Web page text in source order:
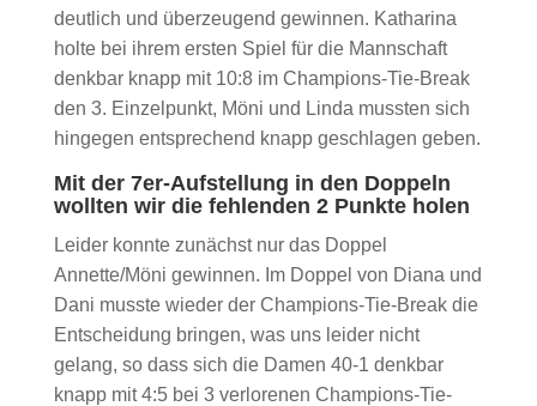
deutlich und überzeugend gewinnen. Katharina
holte bei ihrem ersten Spiel für die Mannschaft
denkbar knapp mit 10:8 im Champions-Tie-Break
den 3. Einzelpunkt, Möni und Linda mussten sich
hingegen entsprechend knapp geschlagen geben.
Mit der 7er-Aufstellung in den Doppeln
wollten wir die fehlenden 2 Punkte holen
Leider konnte zunächst nur das Doppel
Annette/Möni gewinnen. Im Doppel von Diana und
Dani musste wieder der Champions-Tie-Break die
Entscheidung bringen, was uns leider nicht
gelang, so dass sich die Damen 40-1 denkbar
knapp mit 4:5 bei 3 verlorenen Champions-Tie-